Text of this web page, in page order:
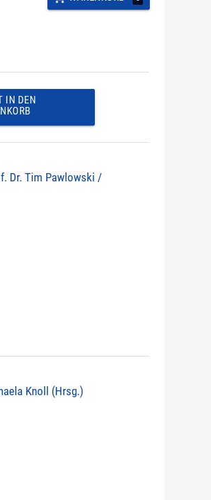
IN DEN
Dr. Tim Pawlowski /
Knoll (Hrsg.)